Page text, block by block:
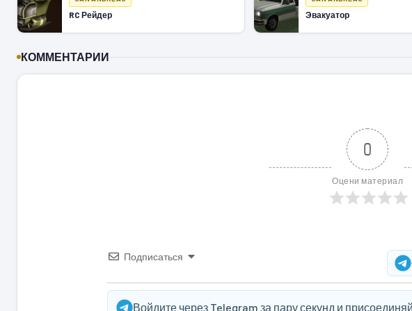
RC Рейдер Эвакуатор
КОММЕНТАРИИ
0
Оцени материал
Подписаться
Войдите через Telegram за пару секунд и